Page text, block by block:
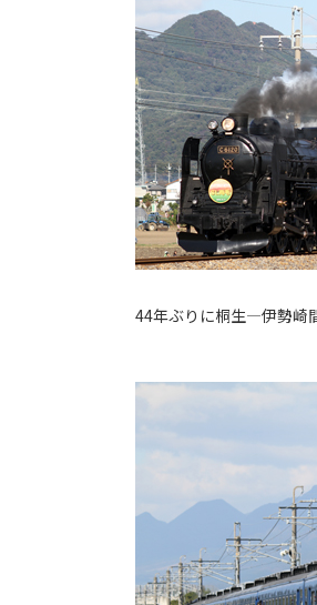
44年ぶりに桐生―伊勢崎